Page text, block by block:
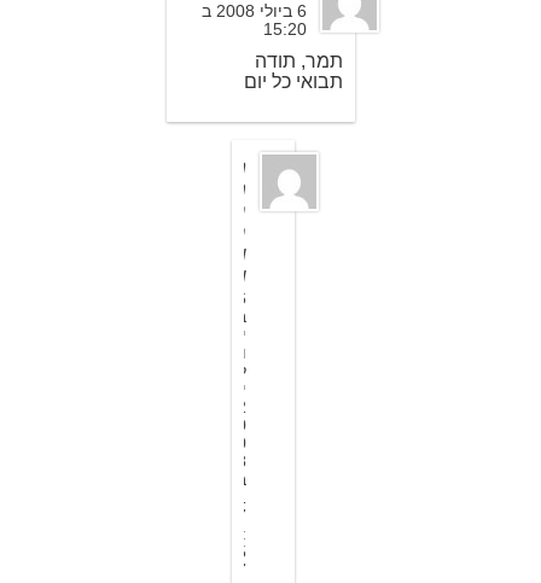
6 ביולי 2008 ב
15:20
תמר, תודה
תבואי כל יום
ת
מ
ר
ר
ו
ן
6
ב
י
ו
ל
י
2
0
0
8
ב
1
7
:
5
7